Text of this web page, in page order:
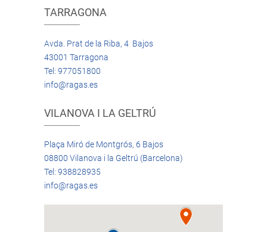
TARRAGONA
Avda. Prat de la Riba, 4 Bajos
43001 Tarragona
Tel: 977051800
info@ragas.es
VILANOVA I LA GELTRÚ
Plaça Miró de Montgrós, 6 Bajos
08800 Vilanova i la Geltrú (Barcelona)
Tel: 938828935
info@ragas.es